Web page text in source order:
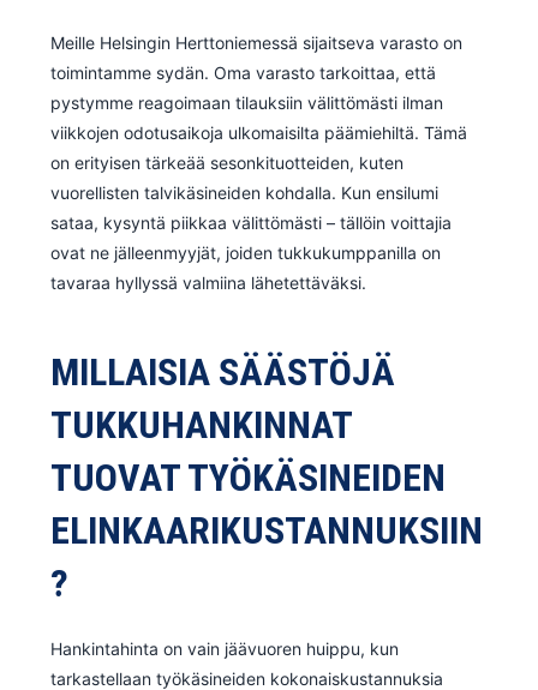
Meille Helsingin Herttoniemessä sijaitseva varasto on
toimintamme sydän. Oma varasto tarkoittaa, että
pystymme reagoimaan tilauksiin välittömästi ilman
viikkojen odotusaikoja ulkomaisilta päämiehiltä. Tämä
on erityisen tärkeää sesonkituotteiden, kuten
vuorellisten talvikäsineiden kohdalla. Kun ensilumi
sataa, kysyntä piikkaa välittömästi – tällöin voittajia
ovat ne jälleenmyyjät, joiden tukkukumppanilla on
tavaraa hyllyssä valmiina lähetettäväksi.
MILLAISIA SÄÄSTÖJÄ
TUKKUHANKINNAT
TUOVAT TYÖKÄSINEIDEN
ELINKAARIKUSTANNUKSIIN
?
Hankintahinta on vain jäävuoren huippu, kun
tarkastellaan työkäsineiden kokonaiskustannuksia